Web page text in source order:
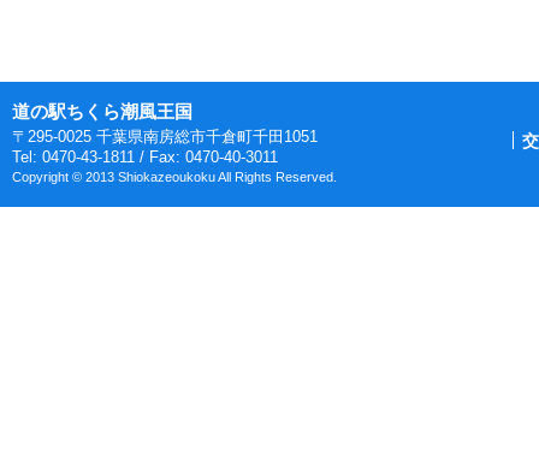
道の駅ちくら潮風王国
〒295-0025 千葉県南房総市千倉町千田1051
Tel: 0470-43-1811 / Fax: 0470-40-3011
Copyright © 2013 Shiokazeoukoku All Rights Reserved.